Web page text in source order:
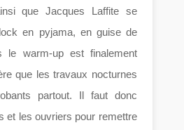
que Jacques Laffite se
en pyjama, en guise de
le warm-up est finalement
que les travaux nocturnes
partout. Il faut donc
et les ouvriers pour remettre